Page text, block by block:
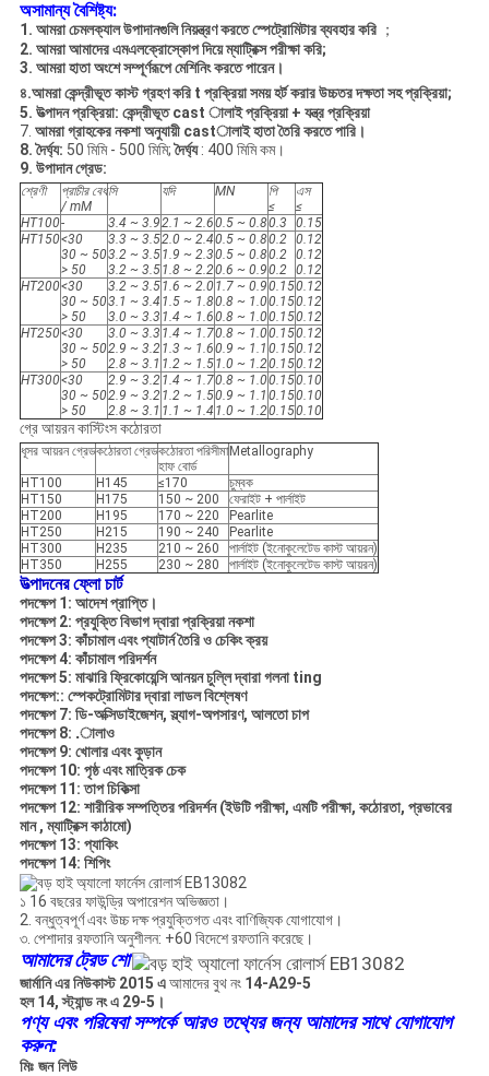
অসামান্য বৈশিষ্ট্য:
1. আমরা চেমলক্যাল উপাদানগুলি নিয়ন্ত্রণ করতে স্পেট্রোমিটার ব্যবহার করি；
2. আমরা আমাদের এমএলক্রোস্কোপ দিয়ে ম্যাট্রিক্স পরীক্ষা করি;
3. আমরা হাতা অংশে সম্পূর্ণরূপে মেশিনিং করতে পারেন।
৪.আমরাকেন্দ্রীভূত কাস্টগ্রহণ করি t প্রক্রিয়াসময় হর্টকরার উচ্চতর দক্ষতা সহপ্রক্রিয়া;
5. উত্পাদন প্রক্রিয়া: কেন্দ্রীভূত cast ালাইপ্রক্রিয়া + যন্ত্র প্রক্রিয়া
7. আমরা গ্রাহকের নকশা অনুযায়ী castালাই হাতা তৈরি করতে পারি।
8. দৈর্ঘ্য: 50 মিমি - 500 মিমি;দৈর্ঘ্য: 400 মিমি কম।
9. উপাদান গ্রেড:
শ্রেণী
প্রাচীর বেধ
/ mM
সি যদি MN
পি
≤
এস
≤
HT100- 3.4 ~ 3.92.1 ~ 2.60.5 ~ 0.80.3
0.15
HT150<30
30 ~ 50
> 50
3.3 ~ 3.5
3.2 ~ 3.5
3.2 ~ 3.5
2.0 ~ 2.4
1.9 ~ 2.3
1.8 ~ 2.2
0.5 ~ 0.8
0.5 ~ 0.8
0.6 ~ 0.9
0.2
0.2
0.2
0.12
0.12
0.12
HT200<30
30 ~ 50
> 50
3.2 ~ 3.5
3.1 ~ 3.4
3.0 ~ 3.3
1.6 ~ 2.0
1.5 ~ 1.8
1.4 ~ 1.6
1.7 ~ 0.9
0.8 ~ 1.0
0.8 ~ 1.0
0.15
0.15
0.15
0.12
0.12
0.12
HT250<30
30 ~ 50
> 50
3.0 ~ 3.3
2.9 ~ 3.2
2.8 ~ 3.1
1.4 ~ 1.7
1.3 ~ 1.6
1.2 ~ 1.5
0.8 ~ 1.0
0.9 ~ 1.1
1.0 ~ 1.2
0.15
0.15
0.15
0.12
0.12
0.12
HT300<30
30 ~ 50
> 50
2.9 ~ 3.2
2.9 ~ 3.2
2.8 ~ 3.1
1.4 ~ 1.7
1.2 ~ 1.5
1.1 ~ 1.4
0.8 ~ 1.0
0.9 ~ 1.1
1.0 ~ 1.2
0.15
0.15
0.15
0.10
0.10
0.10
গ্রে আয়রন কাস্টিংস কঠোরতা
ধূসর আয়রন গ্রেডকঠোরতা গ্রেডকঠোরতা পরিসীমা
হাফ বোর্ড
Metallography
HT100 H145 ≤170
চুম্বক
HT150
H175 150 ~ 200
ফেরাইট + পার্লাইট
HT200
H195 170 ~ 220
Pearlite
HT250
H215 190 ~ 240
Pearlite
HT300
H235 210 ~ 260
পার্লাইট (ইনোকুলেটেড কাস্ট আয়রন)
HT350
H255 230 ~ 280 পার্লাইট (ইনোকুলেটেড কাস্ট আয়রন)
উত্পাদনের ফ্লো চার্ট
পদক্ষেপ 1: আদেশ প্রাপ্তি।
পদক্ষেপ 2: প্রযুক্তি বিভাগ দ্বারা প্রক্রিয়া নকশা
পদক্ষেপ 3: কাঁচামাল এবং প্যাটার্ন তৈরি ও চেকিং ক্রয়
পদক্ষেপ 4: কাঁচামাল পরিদর্শন
পদক্ষেপ 5: মাঝারি ফ্রিকোয়েন্সি আনয়ন চুল্লি দ্বারা গলনা ting
পদক্ষেপ:: স্পেকট্রোমিটার দ্বারা লাডল বিশ্লেষণ
পদক্ষেপ 7: ডি-অক্সিডাইজেশন, স্ল্যাগ-অপসারণ, আলতো চাপ
পদক্ষেপ 8: .ালাও
পদক্ষেপ 9: খোলার এবং কুড়ান
পদক্ষেপ 10: পৃষ্ঠ এবং মাত্রিক চেক
পদক্ষেপ 11: তাপ চিকিত্সা
পদক্ষেপ 12: শারীরিক সম্পত্তির পরিদর্শন (ইউটি পরীক্ষা, এমটি পরীক্ষা, কঠোরতা, প্রভাবের
মান , ম্যাট্রিক্সকাঠামো)
পদক্ষেপ 13: প্যাকিং
পদক্ষেপ 14: শিপিং
১ 16 বছরের ফাউন্ড্রি অপারেশন অভিজ্ঞতা।
2. বন্ধুত্বপূর্ণ এবং উচ্চ দক্ষ প্রযুক্তিগত এবং বাণিজ্যিক যোগাযোগ।
৩. পেশাদার রফতানি অনুশীলন: +60 বিদেশে রফতানি করেছে।
আমাদের ট্রেড শো
জার্মানি এর নিউকাস্ট 2015 এআমাদের বুথ নং 14-A29-5
হল 14, স্ট্যান্ড নং এ 29-5।
পণ্য এবং পরিষেবা সম্পর্কে আরও তথ্যের জন্য আমাদের সাথে যোগাযোগ
করুন:
মিঃ জন লিউ